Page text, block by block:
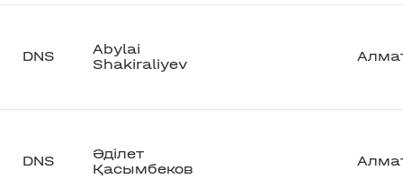
DNS
Abylai
Shakiraliyev
DNS
Әділет
Қасымбеков